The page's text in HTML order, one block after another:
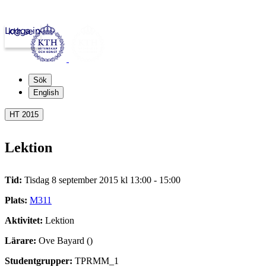
kth.se
Logga in
Sök
English
HT 2015
Lektion
Tid: Tisdag 8 september 2015 kl 13:00 - 15:00
Plats: M311
Aktivitet: Lektion
Lärare: Ove Bayard ()
Studentgrupper: TPRMM_1